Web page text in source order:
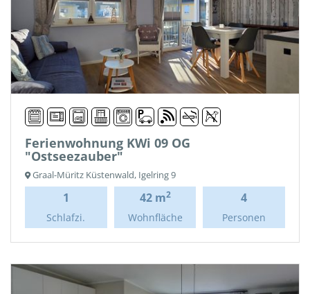
Ferienwohnung KWi 09 OG
"Ostseezauber"
Graal-Müritz Küstenwald, Igelring 9
1
Schlafzi.
42 m2
Wohnfläche
4
Personen